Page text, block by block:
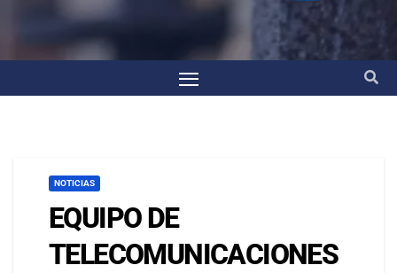
NOTICIAS
EQUIPO DE
TELECOMUNICACIONES